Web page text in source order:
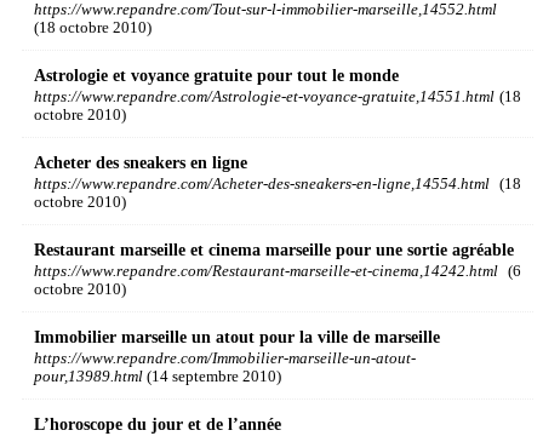
https://www.repandre.com/Tout-sur-l-immobilier-marseille,14552.html
(18 octobre 2010)
Astrologie et voyance gratuite pour tout le monde
https://www.repandre.com/Astrologie-et-voyance-gratuite,14551.html (18
octobre 2010)
Acheter des sneakers en ligne
https://www.repandre.com/Acheter-des-sneakers-en-ligne,14554.html (18
octobre 2010)
Restaurant marseille et cinema marseille pour une sortie agréable
https://www.repandre.com/Restaurant-marseille-et-cinema,14242.html (6
octobre 2010)
Immobilier marseille un atout pour la ville de marseille
https://www.repandre.com/Immobilier-marseille-un-atout-
pour,13989.html (14 septembre 2010)
L’horoscope du jour et de l’année